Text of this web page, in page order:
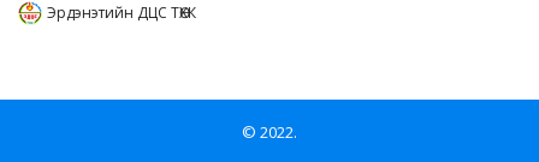
Эрдэнэтийн ДЦС ТӨХК
© 2022.